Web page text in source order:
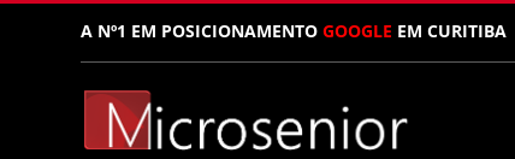
A Nº1 EM POSICIONAMENTOGOOGLE EM CURITIBA